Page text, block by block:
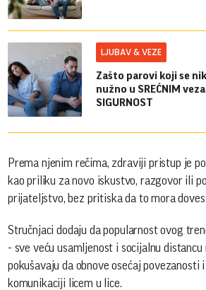
LJUBAV & VEZE
Zašto parovi koji se
nužno u SREĆNIM
SIGURNOST
Prema njenim rečima, zdraviji pristup je
kao priliku za novo iskustvo, razgovor ili
prijateljstvo, bez pritiska da to mora
Stručnjaci dodaju da popularnost ovog
- sve veću usamljenost i socijalnu
pokušavaju da obnove osećaj povezanosti
komunikaciji licem u lice.